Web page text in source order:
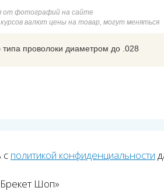
от фотографий на сайте
валют цены на товар, могут меняться
проволоки диаметром до .028
с политикой конфиденциальности
Шоп»